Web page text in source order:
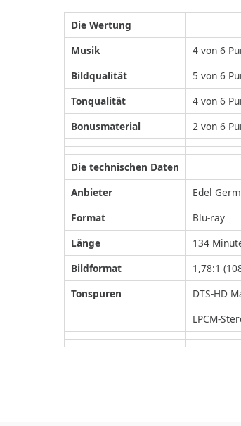
Die Wertung
Musik
4 von 6
Bildqualität
5 von 6
Tonqualität
4 von 6
Bonusmaterial
2 von 6
Die technischen Daten
Anbieter
Edel
Format
Blu-ray
Länge
134
Bildformat
1,78:1
Tonspuren
DTS-HD
LPCM-